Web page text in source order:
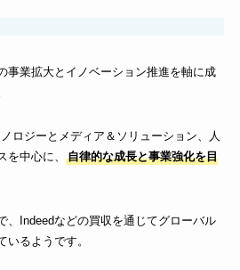
事業拡大とイノベーション推進を軸に成
ロジーとメディア＆ソリューション、人
中心に、
自律的な成長と事業強化を目
、Indeedなどの買収を通じてグローバル
るようです。